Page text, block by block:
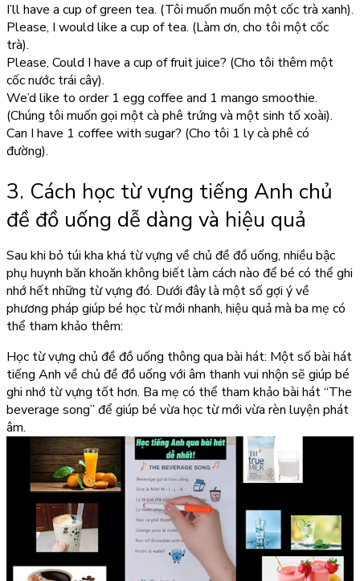
I’ll have a cup of green tea. (Tôi muốn muốn một cốc trà xanh).
Please, I would like a cup of tea. (Làm ơn, cho tôi một cốc
trà).
Please, Could I have a cup of fruit juice? (Cho tôi thêm một
cốc nước trái cây).
We’d like to order 1 egg coffee and 1 mango smoothie.
(Chúng tôi muốn gọi một cà phê trứng và một sinh tố xoài).
Can I have 1 coffee with sugar? (Cho tôi 1 ly cà phê có
đường).
3. Cách học từ vựng tiếng Anh chủ
đề đồ uống dễ dàng và hiệu quả
Sau khi bỏ túi kha khá từ vựng về chủ đề đồ uống, nhiều bậc
phụ huynh băn khoăn không biết làm cách nào để bé có thể ghi
nhớ hết những từ vựng đó. Dưới đây là một số gợi ý về
phương pháp giúp bé học từ mới nhanh, hiệu quả mà ba mẹ có
thể tham khảo thêm:
Học từ vựng chủ đề đồ uống thông qua bài hát: Một số bài hát
tiếng Anh về chủ đề đồ uống với âm thanh vui nhộn sẽ giúp bé
ghi nhớ từ vựng tốt hơn. Ba mẹ có thể tham khảo bài hát “The
beverage song” để giúp bé vừa học từ mới vừa rèn luyện phát
âm.